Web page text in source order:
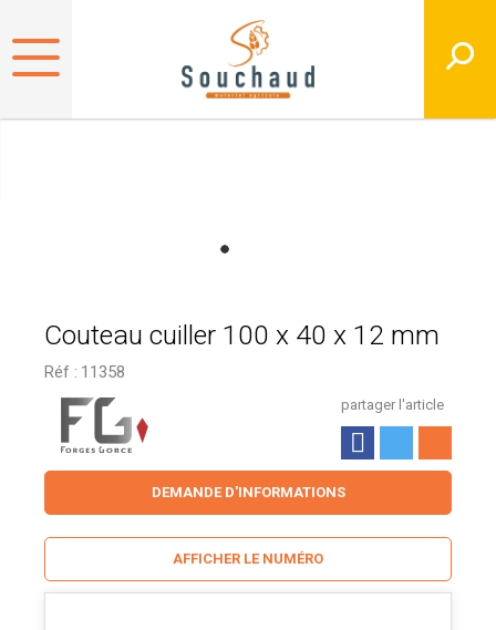
Couteau cuiller 100 x 40 x 12 mm
Réf : 11358
partager l'article
DEMANDE D'INFORMATIONS
AFFICHER LE NUMÉRO